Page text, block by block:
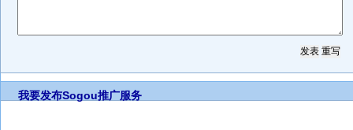
我要发布Sogou推广服务